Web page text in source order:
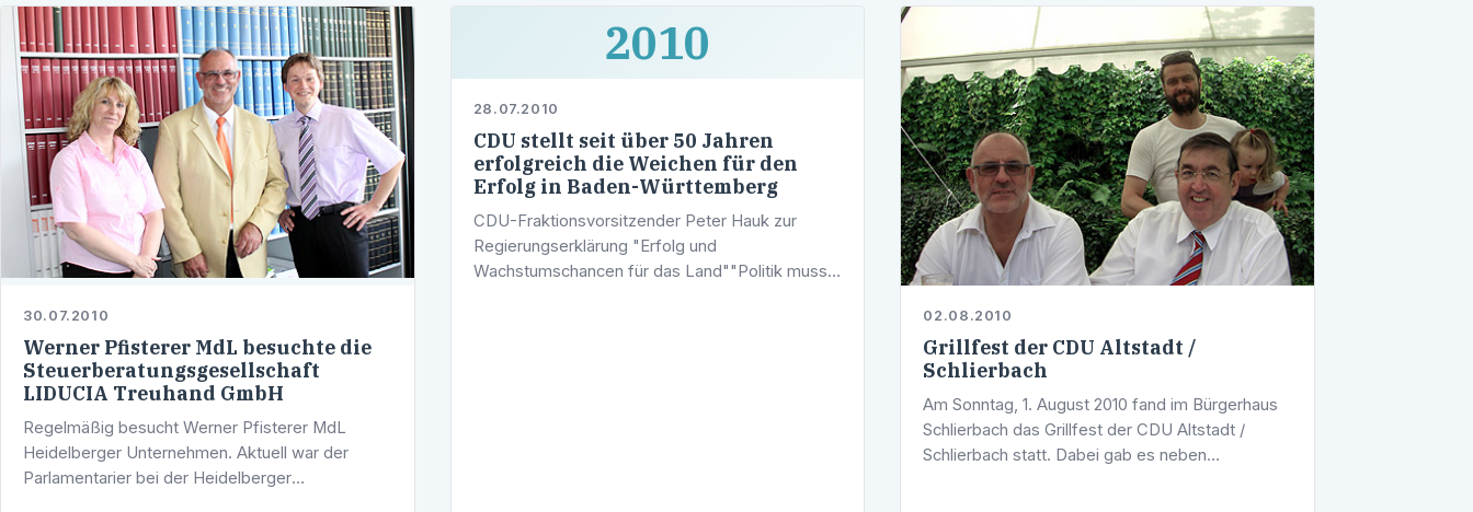
30.07.2010
Werner Pfisterer MdL besuchte die
Steuerberatungsgesellschaft
LIDUCIA Treuhand GmbH
Regelmäßig besucht Werner Pfisterer MdL
Heidelberger Unternehmen. Aktuell war der
Parlamentarier bei der Heidelberger
2010
28.07.2010
CDU stellt seit über 50 Jahren
erfolgreich die Weichen für den
Erfolg in Baden-Württemberg
CDU-Fraktionsvorsitzender Peter Hauk zur
Regierungserklärung "Erfolg und
Wachstumschancen für das Land""Politik muss
02.08.2010
Grillfest der CDU Altstadt /
Schlierbach
Am Sonntag, 1. August 2010 fand im Bürgerhaus
Schlierbach das Grillfest der CDU Altstadt /
Schlierbach statt. Dabei gab es neben